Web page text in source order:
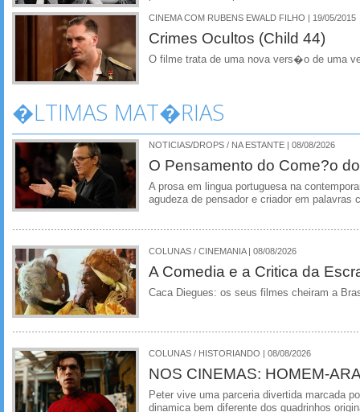
CINEMA COM RUBENS EWALD FILHO | 19/05/2015
Crimes Ocultos (Child 44)
O filme trata de uma nova vers�o de uma
�LTIMAS MAT�RIAS
NOTICIAS/DROPS / NA ESTANTE | 08/08/2026
O Pensamento do Come?o
A prosa em lingua portuguesa na
agudeza de pensador e criador em palavras
COLUNAS / CINEMANIA | 08/08/2026
A Comedia e a Critica da
Caca Diegues: os seus filmes cheiram a
COLUNAS / HISTORIANDO | 08/08/2026
NOS CINEMAS: HOMEM-
Peter vive uma parceria divertida marcada
dinamica bem diferente dos quadrinhos